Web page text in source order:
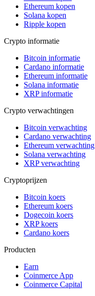
Ethereum kopen
Solana kopen
Ripple kopen
Crypto informatie
Bitcoin informatie
Cardano informatie
Ethereum informatie
Solana informatie
XRP informatie
Crypto verwachtingen
Bitcoin verwachting
Cardano verwachting
Ethereum verwachting
Solana verwachting
XRP verwachting
Cryptoprijzen
Bitcoin koers
Ethereum koers
Dogecoin koers
XRP koers
Cardano koers
Producten
Earn
Coinmerce App
Coinmerce Capital